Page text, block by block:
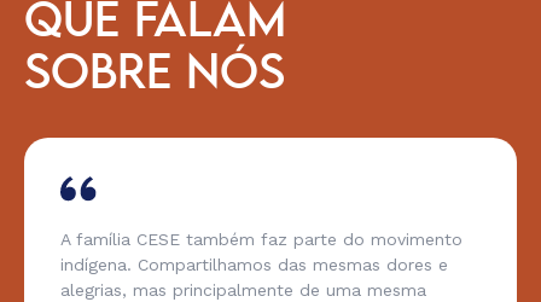
QUE FALAM
SOBRE NÓS
A família CESE também faz parte do movimento
indígena. Compartilhamos das mesmas dores e
alegrias, mas principalmente de uma mesma